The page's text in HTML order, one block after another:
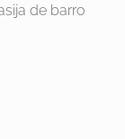
de barro